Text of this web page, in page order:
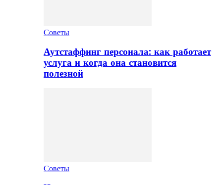
Советы
Аутстаффинг персонала: как работает
услуга и когда она становится
полезной
Советы